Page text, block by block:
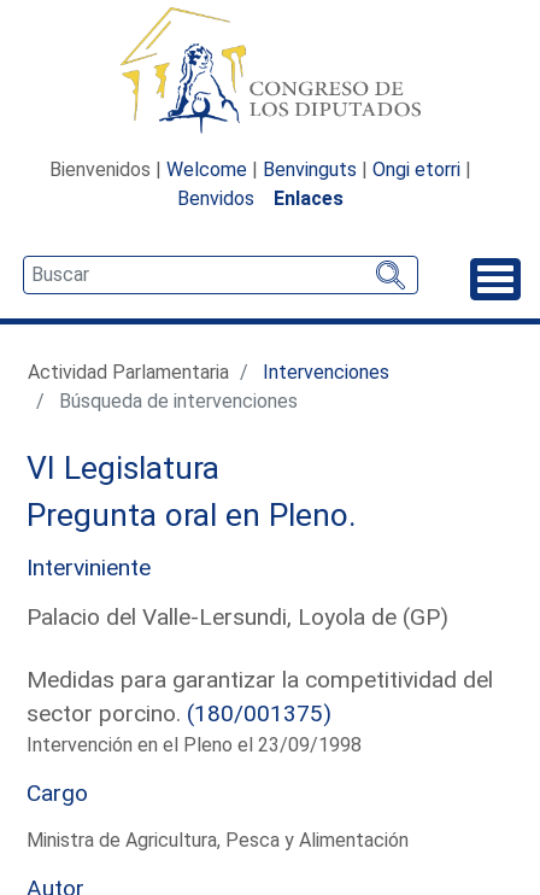
Bienvenidos | Welcome | Benvinguts | Ongi etorri |
Benvidos
Enlaces
Actividad Parlamentaria
Intervenciones
Búsqueda de intervenciones
VI Legislatura
Pregunta oral en Pleno.
Interviniente
Palacio del Valle-Lersundi, Loyola de (GP)
Medidas para garantizar la competitividad del
sector porcino. (180/001375)
Intervención en el Pleno el 23/09/1998
Cargo
Ministra de Agricultura, Pesca y Alimentación
Autor